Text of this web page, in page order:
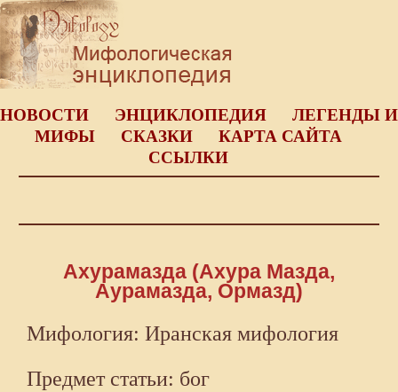
НОВОСТИ ЭНЦИКЛОПЕДИЯ
ЛЕГЕНДЫ И
МИФЫ
СКАЗКИ
КАРТА САЙТА
ССЫЛКИ
Ахурамазда (Ахура Мазда,
Аурамазда, Ормазд)
Мифология: Иранская мифология
Предмет статьи: бог